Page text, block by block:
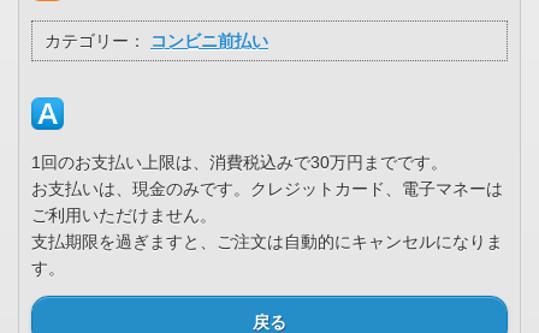
カテゴリー： コンビニ前払い
1回のお支払い上限は、消費税込みで30万円までです。
お支払いは、現金のみです。クレジットカード、電子マネーは
ご利用いただけません。
支払期限を過ぎますと、ご注文は自動的にキャンセルになりま
す。
戻る